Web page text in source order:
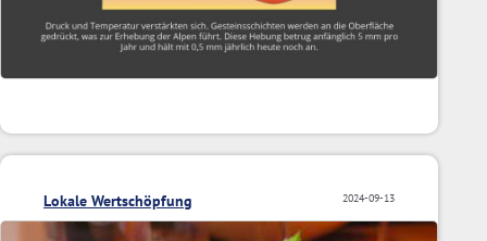
2024-09-13
Lokale Wertschöpfung